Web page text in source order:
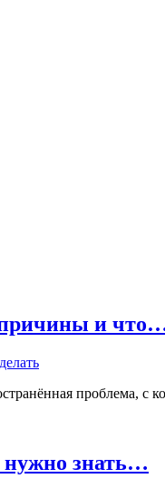
и
проблема, с
нужно знать…